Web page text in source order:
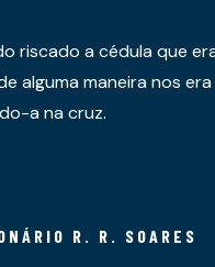
riscado a cédula que
alguma maneira nos
a na cruz.
R. R. SOARES